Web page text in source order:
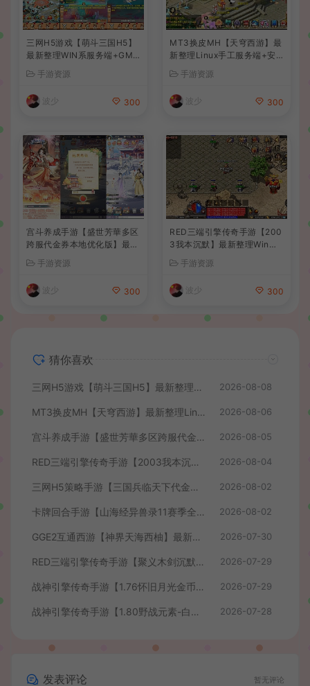
三网H5游戏【萌斗三国H5】
最新整理WIN系服务端+GM
后台+详细搭建教程
手游资源
波少 300
MT3换皮MH【天穹西游】最
新整理Linux手工服务端+安
卓苹果双端+GM后台+详细搭
建教程+全套源码+视频教程
手游资源
波少 300
宫斗养成手游【盛世芳華多区
跨服代金券本地优化版】最新
整理单机一键即玩端+Linux
手工服务端+CDK授权后台
+安卓+详细搭建教程
手游资源
波少 300
RED三端引擎传奇手游【200
3我本沉默】最新整理Win系
服务端+安卓苹果PC三端+详
细搭建教程
手游资源
波少 300
猜你喜欢
三网H5游戏【萌斗三国H5】最新整理WIN系服务端+GM后台+详细搭建教程 2026-08-08
MT3换皮MH【天穹西游】最新整理Linux手工服务端+安卓苹果双端+GM后台+详细搭建教程+全套源码+视频教程 2026-08-06
宫斗养成手游【盛世芳華多区跨服代金券本地优化版】最新整理单机一键即玩端+Linux手工服务端+CDK授权后台+安卓+详细搭建教程 2026-08-05
RED三端引擎传奇手游【2003我本沉默】最新整理Win系服务端+安卓苹果PC三端+详细搭建教程 2026-08-04
三网H5策略手游【三国兵临天下代金券内购七合修复版】最新整理单机一键即玩镜像端+Linux手工服务端+管理后台+GM授权后台+简易安卓客户端+详细搭建教程+视频教程 2026-08-02
卡牌回合手游【山海经异兽录11赛季全人物代金券内购版】最新整理WIN系服务端+授权GM后台+管理后台+热更修改工具+安卓+详细搭建教程 2026-08-02
GGE2互通西游【神界天海西柚】最新整理Win系服务端+安卓苹果PC三端+内置GM工具+全套源码+详细搭建教程+视频教程 2026-07-30
RED三端引擎传奇手游【聚义木剑沉默高仿嘟嘟沉默】最新整理Win系服务端+安卓苹果PC三端+详细搭建教程 2026-07-29
战神引擎传奇手游【1.76怀旧月光金币版】最新整理Win系复古服务端+安卓苹果双端+GM授权物品后台+详细搭建教程 2026-07-29
战神引擎传奇手游【1.80野战元素-白猪7.2免授权】最新整理Win系特色服务端+安卓+GM授权物品后台+详细搭建教程 2026-07-28
发表评论 暂无评论